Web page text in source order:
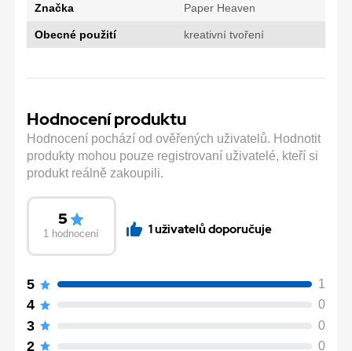
Značka Paper Heaven
Obecné použití kreativní tvoření
Hodnocení produktu
Hodnocení pochází od ověřených uživatelů. Hodnotit
produkty mohou pouze registrovaní uživatelé, kteří si
produkt reálně zakoupili.
5
1 hodnocení 1 uživatelů doporučuje
5 1
4 0
3 0
2 0